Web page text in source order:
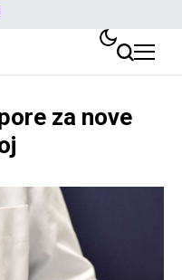
za nove